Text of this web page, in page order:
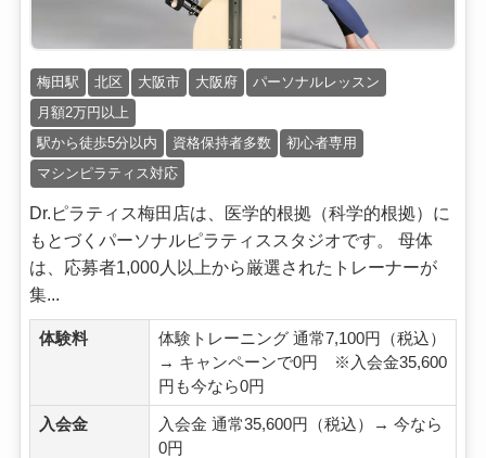
梅田駅 北区 大阪市 大阪府
パーソナルレッスン
月額2万円以上
駅から徒歩5分以内
資格保持者多数
初心者専用
マシンピラティス対応
Dr.ピラティス梅田店は、医学的根拠（科学的根拠）に
もとづくパーソナルピラティススタジオです。 母体
は、応募者1,000人以上から厳選されたトレーナーが
集...
体験料
体験トレーニング 通常7,100円（税込）
→ キャンペーンで0円 ※入会金35,600
円も今なら0円
入会金
入会金 通常35,600円（税込）→ 今なら
0円